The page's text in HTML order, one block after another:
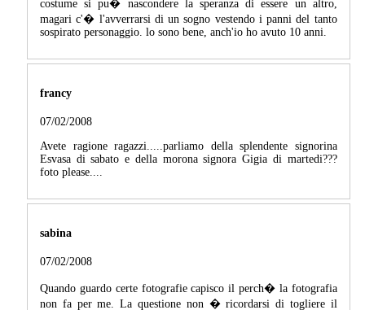
costume si pu� nascondere la speranza di essere un altro,
magari c'� l'avverrarsi di un sogno vestendo i panni del tanto
sospirato personaggio. lo sono bene, anch'io ho avuto 10 anni.
francy
07/02/2008
Avete ragione ragazzi.....parliamo della splendente signorina
Esvasa di sabato e della morona signora Gigia di martedi???
foto please....
sabina
07/02/2008
Quando guardo certe fotografie capisco il perch� la fotografia
non fa per me. La questione non � ricordarsi di togliere il